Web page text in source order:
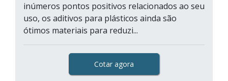
inúmeros pontos positivos relacionados ao seu
uso, os aditivos para plásticos ainda são
ótimos materiais para reduzi...
Cotar agora